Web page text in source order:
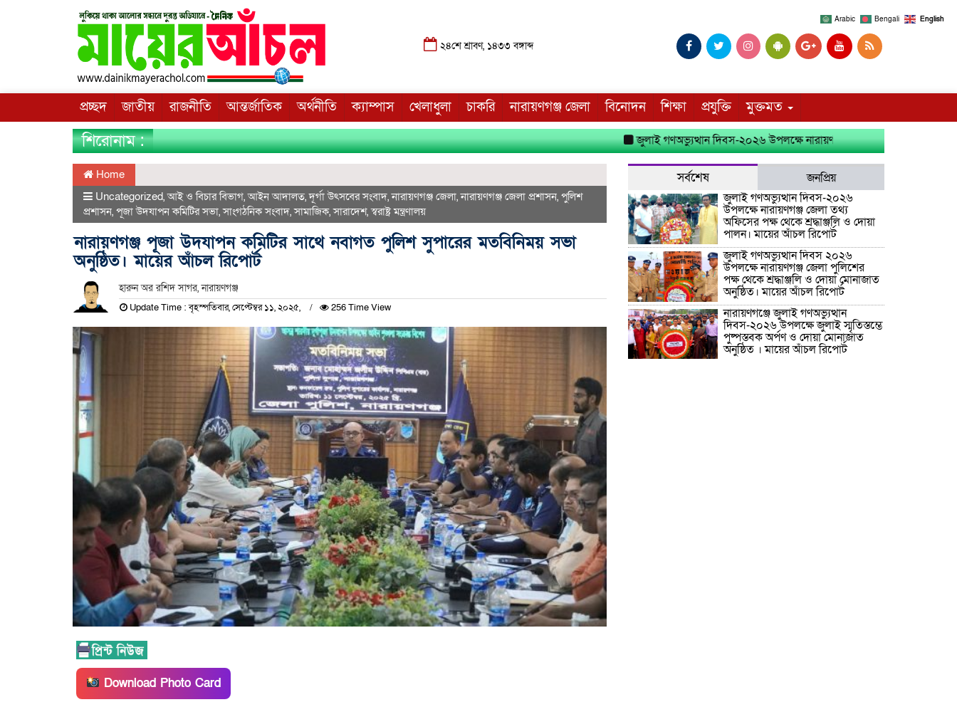
২৪শে শ্রাবণ, ১৪৩৩ বঙ্গাব্দ
প্রচ্ছদ জাতীয় রাজনীতি আন্তর্জাতিক অর্থনীতি ক্যাম্পাস খেলাধুলা চাকরি নারায়ণগঞ্জ জেলা বিনোদন শিক্ষা প্রযুক্তি মুক্তমত
শিরোনাম : জুলাই গণঅভ্যুত্থান দিবস-২০২৬ উপলক্ষে নারায়ণগঞ্জ জেলা তথ্য অফিসের পক্ষ থেকে
Home
Uncategorized,আই ও বিচার বিভাগ,আইন আদালত,দূর্গা উৎসবের সংবাদ,নারায়ণগঞ্জ জেলা,নারায়ণগঞ্জ জেলা প্রশাসন, পুলিশ
প্রশাসন, পূজা উদযাপন কমিটির সভা,সাংগঠনিক সংবাদ,সামাজিক,সারাদেশ,স্বরাষ্ট্র মন্ত্রণালয়
নারায়ণগঞ্জ পূজা উদযাপন কমিটির সাথে নবাগত পুলিশ সুপারের মতবিনিময় সভা
অনুষ্ঠিত। মায়ের আঁচল রিপোর্ট
হারুন অর রশিদ সাগর, নারায়ণগঞ্জ
Update Time : বৃহস্পতিবার, সেপ্টেম্বর ১১, ২০২৫, 256 Time View
Download Photo Card
সর্বশেষ
জনপ্রিয়
জুলাই গণঅভ্যুত্থান দিবস-২০২৬
উপলক্ষে নারায়ণগঞ্জ জেলা তথ্য
অফিসের পক্ষ থেকে শ্রদ্ধাঞ্জলি ও দোয়া
পালন। মায়ের আঁচল রিপোর্ট
জুলাই গণঅভ্যুত্থান দিবস ২০২৬
উপলক্ষে নারায়ণগঞ্জ জেলা পুলিশের
পক্ষ থেকে শ্রদ্ধাঞ্জলি ও দোয়া মোনাজাত
অনুষ্ঠিত। মায়ের আঁচল রিপোর্ট
নারায়ণগঞ্জে জুলাই গণঅভ্যুত্থান
দিবস-২০২৬ উপলক্ষে জুলাই স্মৃতিস্তম্ভে
পুষ্পস্তবক অর্পণ ও দোয়া মোনাজাত
অনুষ্ঠিত । মায়ের আঁচল রিপোর্ট
Arabic Bengali English